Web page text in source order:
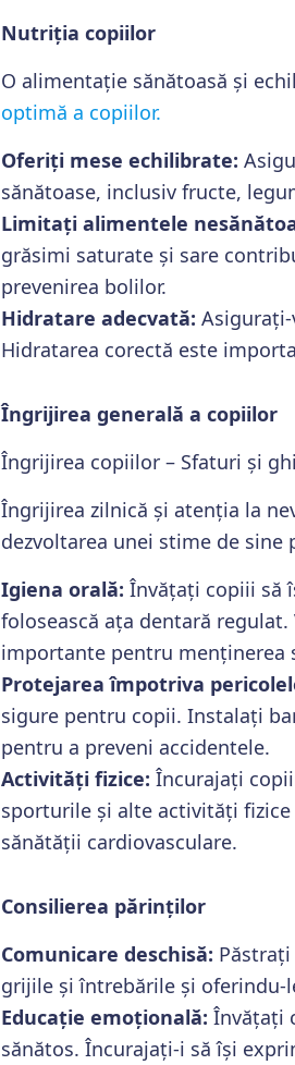
Nutriția copiilor
O alimentație sănătoasă și
optimă a copiilor.
Oferiți mese echilibrate:
sănătoase, inclusiv fructe,
Limitați alimentele
grăsimi saturate și sare
prevenirea bolilor.
Hidratare adecvată:
Hidratarea corectă este
Îngrijirea generală a copiilor
Îngrijirea copiilor – Sfaturi și
Îngrijirea zilnică și atenția la
dezvoltarea unei stime de sine
Igiena orală: Învățați copiii să
folosească ața dentară
importante pentru menținerea
Protejarea împotriva
sigure pentru copii. Instalați
pentru a preveni accidentele.
Activități fizice: Încurajați
sporturile și alte activități
sănătății cardiovasculare.
Consilierea părinților
Comunicare deschisă:
grijile și întrebările și
Educație emoțională: Învățați
sănătos. Încurajați-i să își